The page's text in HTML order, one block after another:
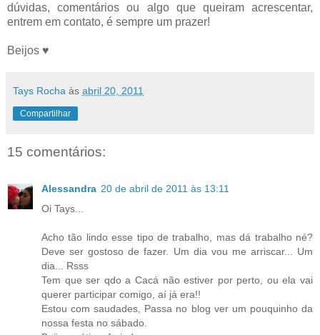
dúvidas, comentários ou algo que queiram acrescentar,
entrem em contato, é sempre um prazer!
Beijos ♥
Tays Rocha às abril 20, 2011
Compartilhar
15 comentários:
Alessandra 20 de abril de 2011 às 13:11
Oi Tays...
Acho tão lindo esse tipo de trabalho, mas dá trabalho né?
Deve ser gostoso de fazer. Um dia vou me arriscar... Um
dia... Rsss
Tem que ser qdo a Cacá não estiver por perto, ou ela vai
querer participar comigo, aí já era!!
Estou com saudades, Passa no blog ver um pouquinho da
nossa festa no sábado.